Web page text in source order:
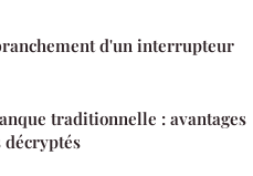
d'un interrupteur
traditionnelle : avantages
décryptés